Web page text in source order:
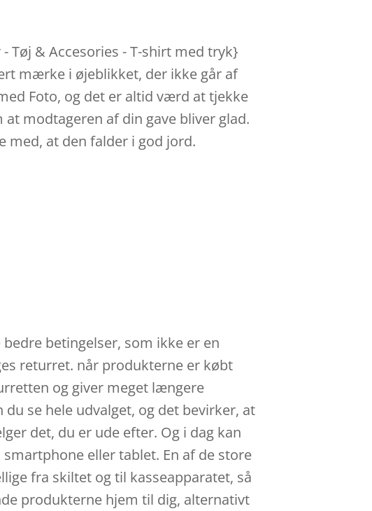
Tøj & Accesories - T-shirt med tryk}
mærke i øjeblikket, der ikke går af
Foto, og det er altid værd at tjekke
modtageren af din gave bliver glad.
med, at den falder i god jord.
betingelser, som ikke er en
returret. når produkterne er købt
og giver meget længere
se hele udvalget, og det bevirker, at
det, du er ude efter. Og i dag kan
eller tablet. En af de store
fra skiltet og til kasseapparatet, så
produkterne hjem til dig, alternativt